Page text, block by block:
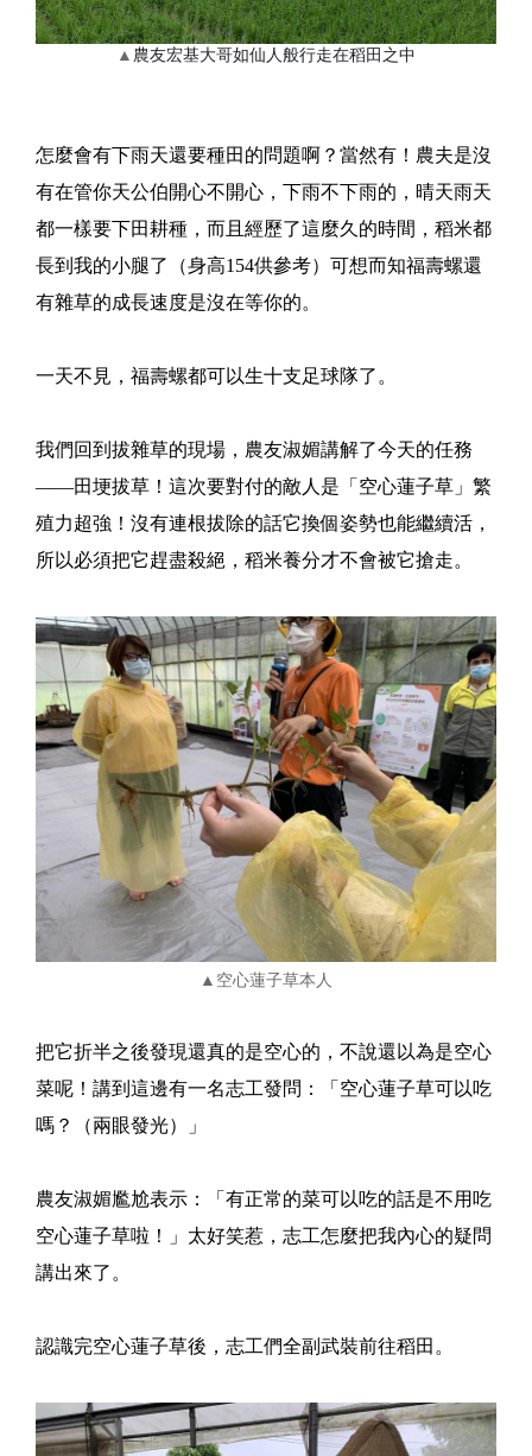
▲ 農友宏基大哥如仙人般行走在稻田之中
怎麼會有下雨天還要種田的問題啊？當然有！農夫是沒
有在管你天公伯開心不開心，下雨不下雨的，晴天雨天
都一樣要下田耕種，而且經歷了這麼久的時間，稻米都
長到我的小腿了（身高154供參考）可想而知福壽螺還
有雜草的成長速度是沒在等你的。
一天不見，福壽螺都可以生十支足球隊了。
我們回到拔雜草的現場，農友淑媚講解了今天的任務
——田埂拔草！這次要對付的敵人是「空心蓮子草」繁
殖力超強！沒有連根拔除的話它換個姿勢也能繼續活，
所以必須把它趕盡殺絕，稻米養分才不會被它搶走。
▲ 空心蓮子草本人
把它折半之後發現還真的是空心的，不說還以為是空心
菜呢！講到這邊有一名志工發問：「空心蓮子草可以吃
嗎？（兩眼發光）」
農友淑媚尷尬表示：「有正常的菜可以吃的話是不用吃
空心蓮子草啦！」太好笑惹，志工怎麼把我內心的疑問
講出來了。
認識完空心蓮子草後，志工們全副武裝前往稻田。